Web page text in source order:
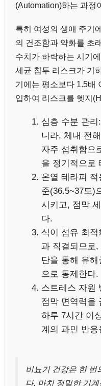
(Automation)하는 과정
특히 여성의 생애 주기
의 건조함과 약화를 초
수치가 하락하는 시기
세균 침투 리스크가 기
기에는 평소보다 1.5배
입하여 리스크를 헷지
심층 수분 관
니라, 체내 전
자주 섭취함으
을 정기적으로
온열 테라피
준(36.5~37도)
시키고, 점막
다.
식이 섬유 최
과 직결되므로
단을 통해 유
으로 통제한다.
스트레스 자원
점막 면역력을
하루 7시간 이
계의 과민 반
비뇨기 건강은 한 번
다. 마치 정밀한 기